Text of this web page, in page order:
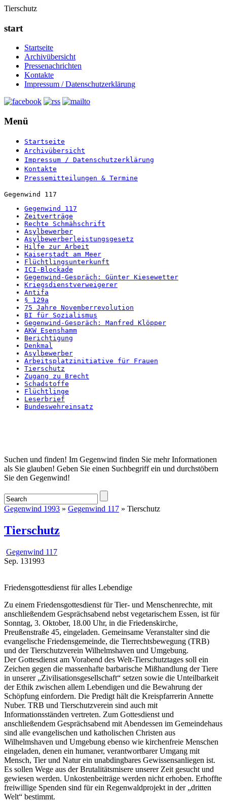
Tierschutz
start
Startseite
Archivübersicht
Pressenachrichten
Kontakte
Impressum / Datenschutzerklärung
Menü
Startseite
Archivübersicht
Impressum / Datenschutzerklärung
Kontakte
Pressemitteilungen & Termine
Gegenwind 117
Gegenwind 117
Zeitverträge
Rechte Schmähschrift
Asylbewerber
Asylbewerberleistungsgesetz
Hilfe zur Arbeit
Kaiserstadt am Meer
Flüchtlingsunterkunft
ICI-Blockade
Gegenwind-Gespräch: Günter Kiesewetter
Kriegsdienstverweigerer
Antifa
§ 129a
75 Jahre Novemberrevolution
BI für Sozialismus
Gegenwind-Gespräch: Manfred Klöpper
AKW Esenshamm
Berichtigung
Denkmal
Asylbewerber
Arbeitsplatzinitiative für Frauen
Tierschutz
Zugang zu Brecht
Schadstoffe
Flüchtlinge
Leserbrief
Bundeswehreinsatz
Startseite
Suchen und finden! Im Gegenwind finden Sie mehr Informationen
als Sie glauben! Geben Sie einen Suchbegriff ein und durchstöbern
Sie den Gegenwind!
Gegenwind 1993 » Gegenwind 117 » Tierschutz
Tierschutz
Gegenwind 117
Sep. 131993
Friedensgottesdienst für alles Lebendige
Zu einem Friedensgottesdienst für Tier- und Menschenrechte, mit
anschließendem Gesprächsabend nebst vegetarischem Essen, ist für
Sonntag, 3. Oktober, 18.00 Uhr, in die Friedenskirche,
Preußenstraße 45, eingeladen. Gemeinsame Veranstalter sind die
evangelische Friedensgemeinde, die Tierrechtsbewegung (TRB)
und der Tierschutzverein Wilhelmshaven und Umgebung.
Der Gottesdienst am Vorabend des Welt-Tierschutztages soll ein
Zeichen gegen die massenhafte barbarische Mißhandlung der Tiere
in unserer „Zivilisationsgesellschaft“ setzen sowie die Unteilbarkeit
der Ethik zwischen allem Lebendigen und die Bewahrung der
Schöpfung einfordern. Die Predigt hält die Kreispfarrerin Annette
Nuber. TRB und Tierschutzverein sind auch mit
Informationsständen vertreten. Zum Gottesdienst und
anschließendem Gesprächsabend mit Abendessen im Gemeindehaus
sind alle evangelischen und katholischen Christen aus
Wilhelmshaven und Umgebung ebenso wie kirchenfreie Menschen
eingeladen, denen ein humaner, verantwortbarer Umgang mit
Mensch, Tier und Natur ein unabdingbares Gewissensanliegen ist.
Es sollen Wege aus der Brutalitätsmisere unserer Zeit gesucht und
gewiesen werden. Unkostenbeiträge werden nicht erhoben. Erhoffte
freiwillige Spenden sind für ein Regenwaldprojekt in der „dritten
Welt“ bestimmt.